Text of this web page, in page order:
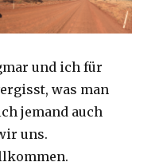
und ich für
was man
jemand auch
uns.